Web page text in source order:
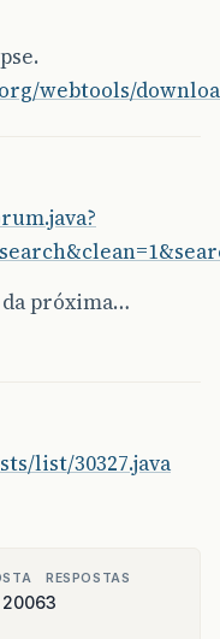
webtools/
próxima…
list/30327.java
2006
RESPOSTAS
3